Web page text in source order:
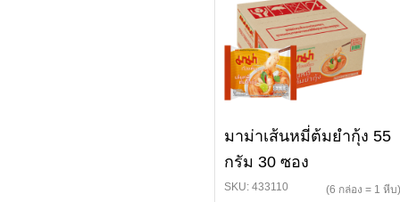
มาม่าเส้นหมี่ต้มยำกุ้ง 55
กรัม 30 ซอง
SKU: 433110 (6 กล่อง = 1 หีบ)